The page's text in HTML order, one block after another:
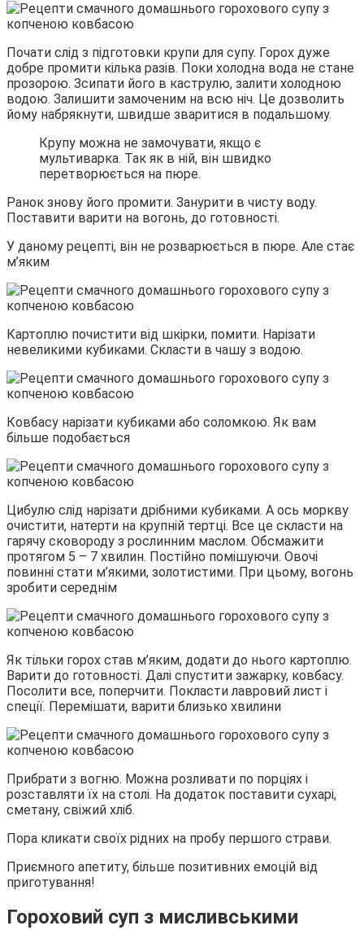
Почати слід з підготовки крупи для супу. Горох дуже
добре промити кілька разів. Поки холодна вода не стане
прозорою. Зсипати його в каструлю, залити холодною
водою. Залишити замоченим на всю ніч. Це дозволить
йому набрякнути, швидше зваритися в подальшому.
Крупу можна не замочувати, якщо є
мультиварка. Так як в ній, він швидко
перетворюється на пюре.
Ранок знову його промити. Занурити в чисту воду.
Поставити варити на вогонь, до готовності.
У даному рецепті, він не розварюється в пюре. Але стає
м’яким
Картоплю почистити від шкірки, помити. Нарізати
невеликими кубиками. Скласти в чашу з водою.
Ковбасу нарізати кубиками або соломкою. Як вам
більше подобається
Цибулю слід нарізати дрібними кубиками. А ось моркву
очистити, натерти на крупній тертці. Все це скласти на
гарячу сковороду з рослинним маслом. Обсмажити
протягом 5 – 7 хвилин. Постійно помішуючи. Овочі
повинні стати м’якими, золотистими. При цьому, вогонь
зробити середнім
Як тільки горох став м’яким, додати до нього картоплю.
Варити до готовності. Далі спустити зажарку, ковбасу.
Посолити все, поперчити. Покласти лавровий лист і
спеції. Перемішати, варити близько хвилини
Прибрати з вогню. Можна розливати по порціях і
розставляти їх на столі. На додаток поставити сухарі,
сметану, свіжий хліб.
Пора кликати своїх рідних на пробу першого страви.
Приємного апетиту, більше позитивних емоцій від
приготування!
Гороховий суп з мисливськими